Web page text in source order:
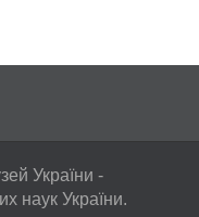
України -
наук України.